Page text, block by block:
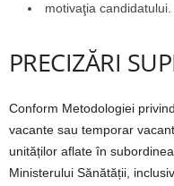
motivaţia candidatului.
PRECIZĂRI
Conform Metodologiei
vacante sau temporar
unităților aflate în
Ministerului Sănătății,